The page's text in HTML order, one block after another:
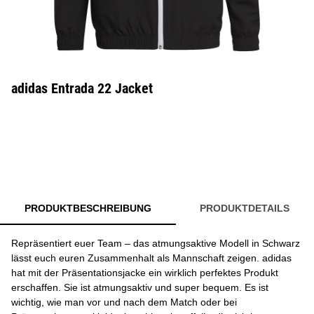
adidas Entrada 22 Jacket
PRODUKTBESCHREIBUNG PRODUKTDETAILS
Repräsentiert euer Team – das atmungsaktive Modell in Schwarz
lässt euch euren Zusammenhalt als Mannschaft zeigen. adidas
hat mit der Präsentationsjacke ein wirklich perfektes Produkt
erschaffen. Sie ist atmungsaktiv und super bequem. Es ist
wichtig, wie man vor und nach dem Match oder bei